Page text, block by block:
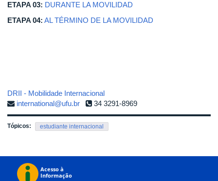
ETAPA 03: DURANTE LA MOVILIDAD
ETAPA 04: AL TÉRMINO DE LA MOVILIDAD
DRII - Mobilidade Internacional
international@ufu.br
34 3291-8969
Tópicos: estudiante internacional